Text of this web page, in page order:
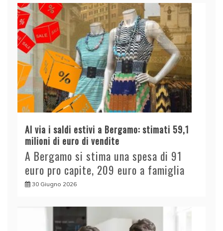
Al via i saldi estivi a Bergamo: stimati 59,1
milioni di euro di vendite
A Bergamo si stima una spesa di 91
euro pro capite, 209 euro a famiglia
30 Giugno 2026